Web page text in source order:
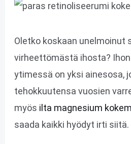
Oletko koskaan unelmoinut
virheettömästä ihosta?
ytimessä on yksi ainesosa,
tehokkuutensa vuosien
myös ilta magnesium
saada kaikki hyödyt irti siitä.